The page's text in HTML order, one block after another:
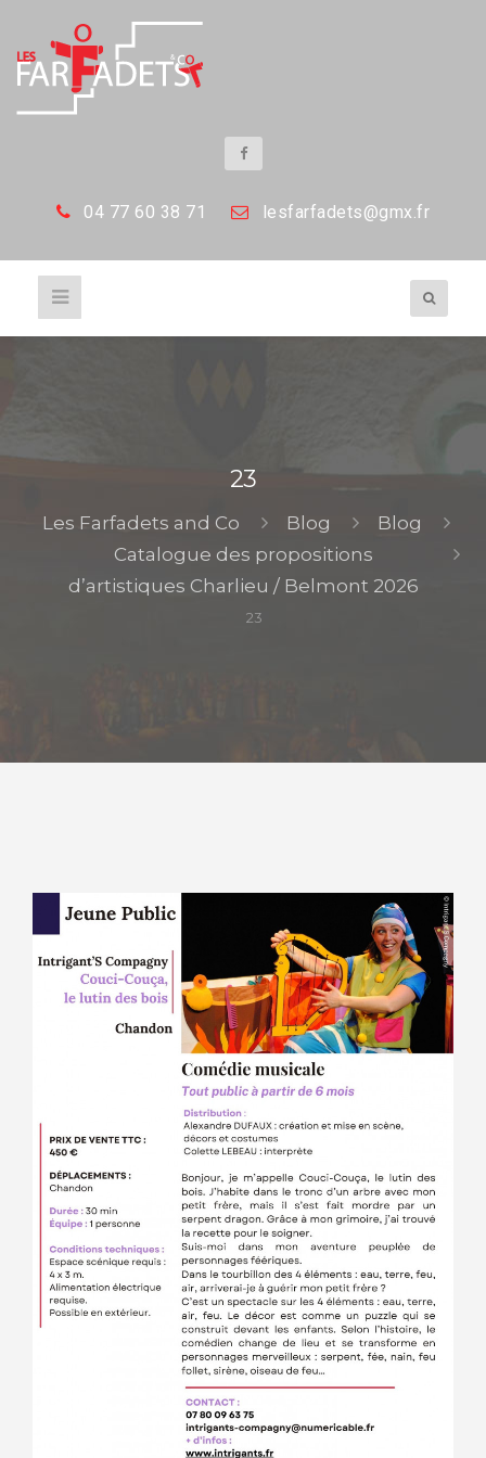
04 77 60 38 71 lesfarfadets@gmx.fr
23
Les Farfadets and Co Blog
Blog
Catalogue des propositions
d’artistiques Charlieu / Belmont 2026
23